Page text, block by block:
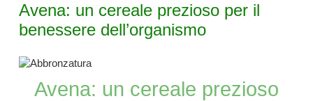
Avena: un cereale prezioso per il
benessere dell’organismo
Avena: un cereale prezioso